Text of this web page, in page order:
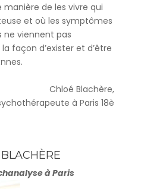
manière de les vivre qui
et où les symptômes
ne viennent pas
façon d’exister et d’être
Chloé Blachère,
à Paris 18è
à Paris